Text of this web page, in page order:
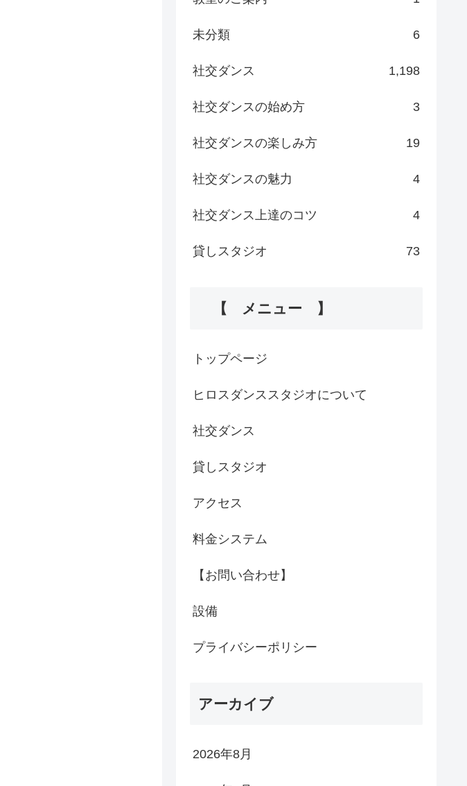
未分類 6
社交ダンス 1,198
社交ダンスの始め方 3
社交ダンスの楽しみ方 19
社交ダンスの魅力 4
社交ダンス上達のコツ 4
貸しスタジオ 73
【 メニュー 】
トップページ
ヒロスダンススタジオについて
社交ダンス
貸しスタジオ
アクセス
料金システム
【お問い合わせ】
設備
プライバシーポリシー
アーカイブ
2026年8月